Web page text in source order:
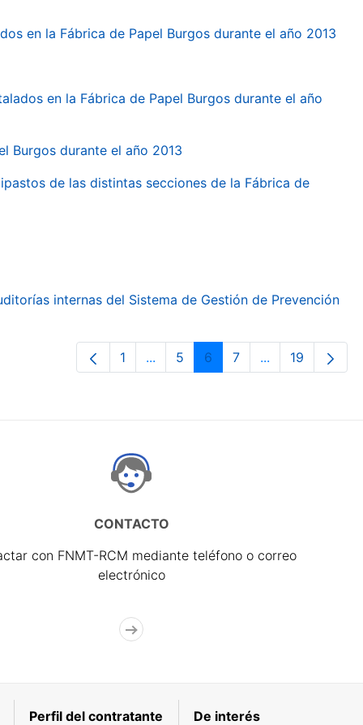
en la Fábrica de Papel Burgos durante el año 2013
en la Fábrica de Papel Burgos durante el año
Burgos durante el año 2013
de las distintas secciones de la Fábrica de
internas del Sistema de Gestión de Prevención
Página
1 ...Páginas intermedias Use TAB
Página
5 Página
6 Página
7 ...PáginasPágina
19
CONTACTO
con FNMT-RCM mediante teléfono o correo
electrónico
Perfil del contratante De interés